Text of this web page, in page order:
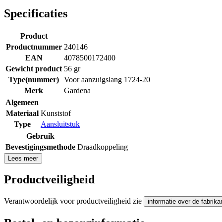
Specificaties
Product
Productnummer 240146
EAN
4078500172400
Gewicht product 56 gr
Type(nummer) Voor aanzuigslang 1724-20
Merk
Gardena
Algemeen
Materiaal Kunststof
Type
Aansluitstuk
Gebruik
Bevestigingsmethode Draadkoppeling
Lees meer
Productveiligheid
Verantwoordelijk voor productveiligheid zie informatie over de